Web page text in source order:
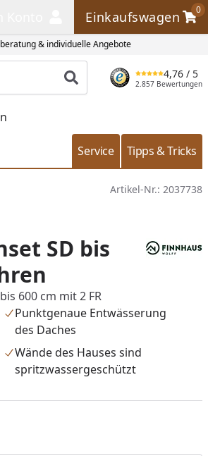
& individuelle Angebote
Einkaufswagen
0
Einkaufswagen
Produkt suchen
4,76 / 5
2.857 Bewertungen
Service Tipps & Tricks
Artikel-Nr.: 2037738
SD bis
600 cm mit 2 FR
Punktgenaue Entwässerung
des Daches
Wände des Hauses sind
spritzwassergeschützt